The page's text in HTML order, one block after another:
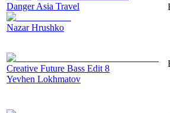
Danger Asia Travel
Nazar Hrushko
Creative Future Bass Edit 8
Yevhen Lokhmatov